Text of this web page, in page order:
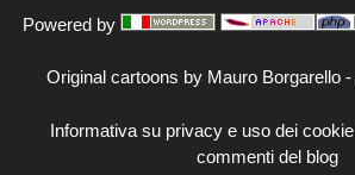
Powered by
Original cartoons by Mauro Borgarello -
Informativa su privacy e uso dei cookie
commenti del blog